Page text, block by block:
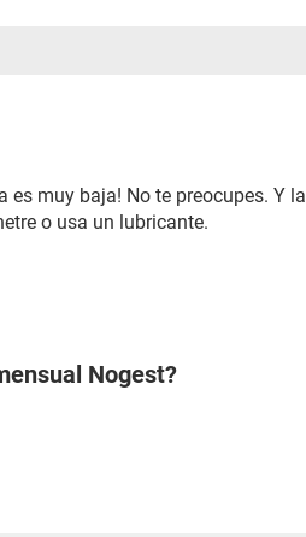
es muy baja! No te preocupes. Y la
o usa un lubricante.
Nogest?